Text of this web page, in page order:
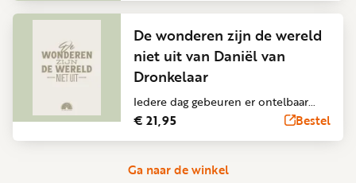
wereld waarin het huwelijk onder
druk staat is gebed immers het
sterkste wapen. Daarom is er nu dit
invulboek dat je als getrouwde
vrouw helpt om iedere dag te bidden
voor je man. De diverse thema’s
verschillende thema’s bevat, kun je
De wonderen zijn de wereld
niet uit van Daniël van
Dronkelaar
Iedere dag gebeuren er ontelbaar
veel wonderen over de hele wereld,
worden niet altijd meer gezien of
€ 21,95 Bestel
Ga naar de winkel